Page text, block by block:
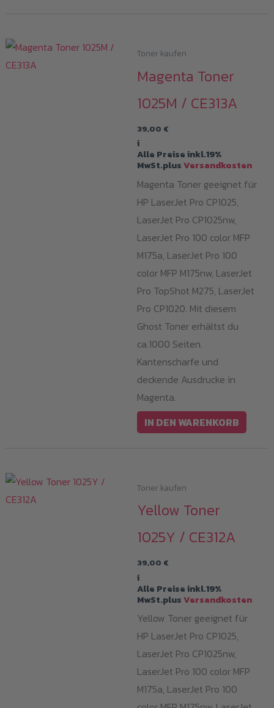
Toner kaufen
Magenta Toner
1025M / CE313A
39,00 €
i
Alle Preise inkl.19%
MwSt.plusVersandkosten
Magenta Toner geeignet für
HP LaserJet Pro CP1025,
LaserJet Pro CP1025nw,
LaserJet Pro 100 color MFP
M175a, LaserJet Pro 100
color MFP M175nw, LaserJet
Pro TopShot M275, LaserJet
Pro CP1020. Mit diesem
Ghost Toner erhältst du
ca.1000 Seiten.
Kantenscharfe und
deckende Ausdrucke in
Magenta.
IN DEN WARENKORB
Toner kaufen
Yellow Toner
1025Y / CE312A
39,00 €
i
Alle Preise inkl.19%
MwSt.plusVersandkosten
Yellow Toner geeignet für
HP LaserJet Pro CP1025,
LaserJet Pro CP1025nw,
LaserJet Pro 100 color MFP
M175a, LaserJet Pro 100